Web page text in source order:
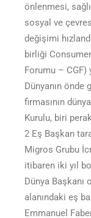
önlenmesi,
sosyal ve
değişimi
birliği
Forumu – CGF)
Dünyanın önde
firmasının
Kurulu, biri
2 Eş Başkan
Migros Grubu
itibaren iki yıl
Dünya
alanındaki eş
Emmanuel